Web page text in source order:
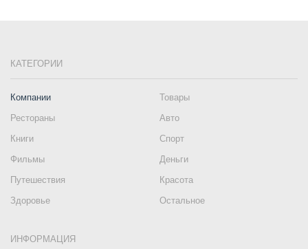
КАТЕГОРИИ
Компании
Товары
Рестораны
Авто
Книги
Спорт
Фильмы
Деньги
Путешествия
Красота
Здоровье
Остальное
ИНФОРМАЦИЯ